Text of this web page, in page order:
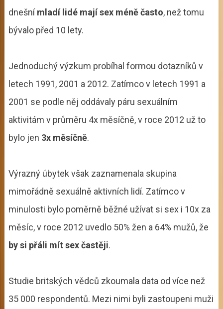
dnešnímladí lidé mají sex méně často, než tomu
bývalo před 10 lety.
Jednoduchý výzkum probíhal formou dotazníků v
letech 1991, 2001 a 2012. Zatímco v letech 1991 a
2001 se podle něj oddávaly páru sexuálním
aktivitám v průměru 4x měsíčně, v roce 2012 už to
bylo jen 3x měsíčně.
Výrazný úbytek však zaznamenala skupina
mimořádně sexuálně aktivních lidí. Zatímco v
minulosti bylo poměrně běžné užívat si sex i 10x za
měsíc, v roce 2012 uvedlo 50% žen a 64% mužů, že
by si přáli mít sex častěji.
Studie britských vědců zkoumala data od více než
35 000 respondentů. Mezi nimi byli zastoupeni muži